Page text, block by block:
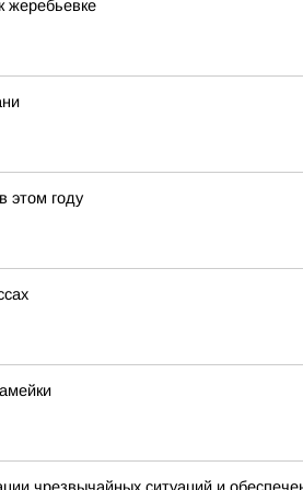
жеребьевке
этом году